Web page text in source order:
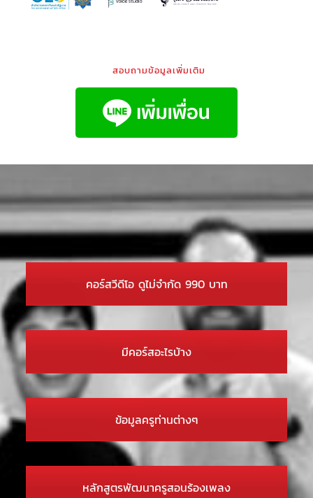
สอบถามข้อมูลเพิ่มเติม
คอร์สวีดีโอ ดูไม่จำกัด 990 บาท
มีคอร์สอะไรบ้าง
ข้อมูลครูท่านต่างๆ
หลักสูตรพัฒนาครูสอนร้องเพลง